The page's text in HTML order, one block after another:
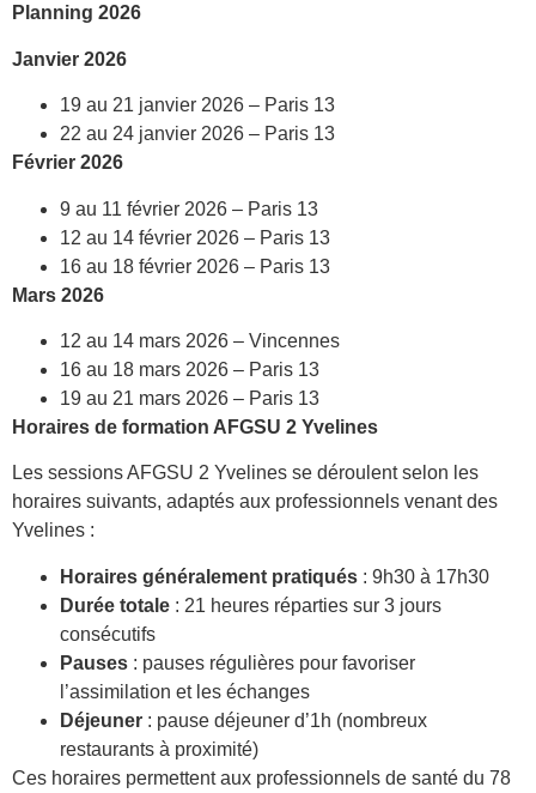
Planning 2026
Janvier 2026
19 au 21 janvier 2026 – Paris 13
22 au 24 janvier 2026 – Paris 13
Février 2026
9 au 11 février 2026 – Paris 13
12 au 14 février 2026 – Paris 13
16 au 18 février 2026 – Paris 13
Mars 2026
12 au 14 mars 2026 – Vincennes
16 au 18 mars 2026 – Paris 13
19 au 21 mars 2026 – Paris 13
Horaires de formation AFGSU 2 Yvelines
Les sessions AFGSU 2 Yvelines se déroulent selon les
horaires suivants, adaptés aux professionnels venant des
Yvelines :
Horaires généralement pratiqués : 9h30 à 17h30
Durée totale : 21 heures réparties sur 3 jours
consécutifs
Pauses : pauses régulières pour favoriser
l’assimilation et les échanges
Déjeuner : pause déjeuner d’1h (nombreux
restaurants à proximité)
Ces horaires permettent aux professionnels de santé du 78